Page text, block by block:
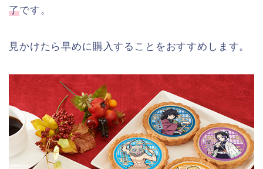
了です。
見かけたら早めに購入することをおすすめします。